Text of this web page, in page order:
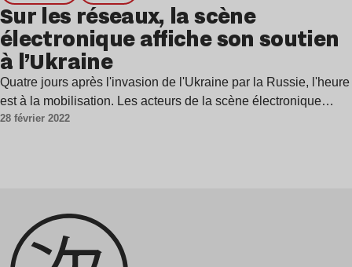
Sur les réseaux, la scène
électronique affiche son soutien
à l’Ukraine
Quatre jours après l'invasion de l'Ukraine par la Russie, l'heure
est à la mobilisation. Les acteurs de la scène électronique…
28 février 2022